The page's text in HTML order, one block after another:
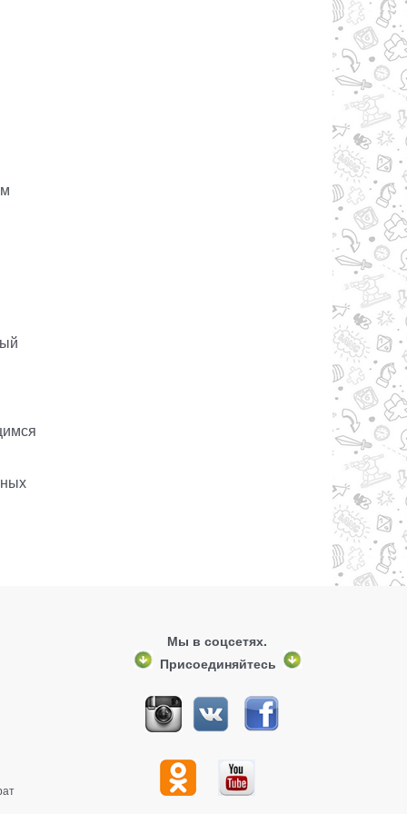
Мы в соцсетях.
Присоединяйтесь